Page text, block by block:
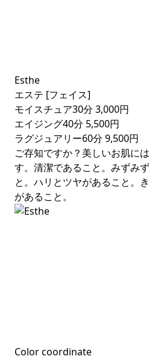
Esthe
エステ [フェイス]
モイスチュア30分 3,000円
エイジング40分 5,500円
ラグジュアリー60分 9,500円
ご存知ですか？美しいお肌に
す。清潔であること。みずみ
と。ハリとツヤがあること。
があること。
Color coordinate